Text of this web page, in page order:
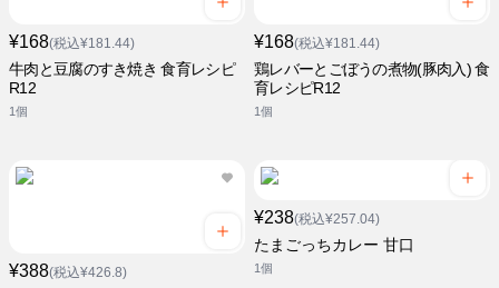
¥168(税込¥181.44)
牛肉と豆腐のすき焼き 食育レシピ
R12
1個
¥168(税込¥181.44)
鶏レバーとごぼうの煮物(豚肉入) 食
育レシピR12
1個
¥388(税込¥426.8)
¥238(税込¥257.04)
たまごっちカレー 甘口
1個